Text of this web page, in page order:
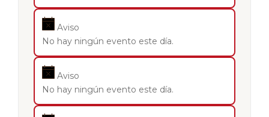
Aviso
No hay ningún evento este día.
Aviso
No hay ningún evento este día.